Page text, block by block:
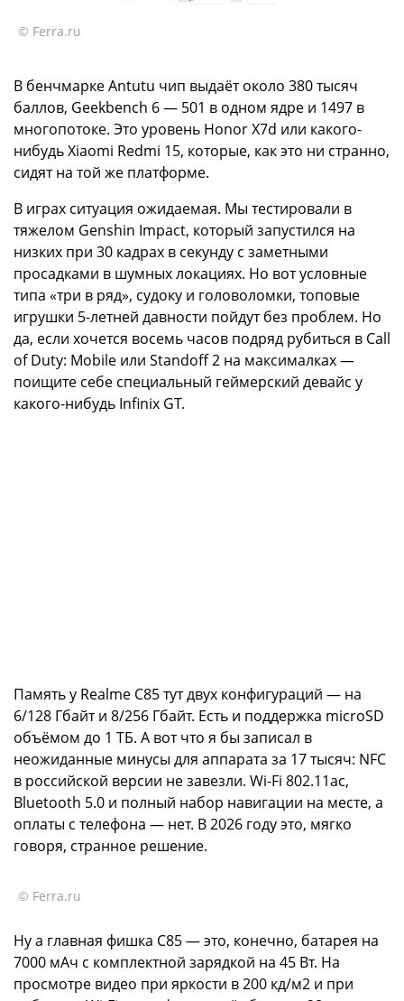
© Ferra.ru
В бенчмарке Antutu чип выдаёт около 380 тысяч
баллов, Geekbench 6 — 501 в одном ядре и 1497 в
многопотоке. Это уровень Honor X7d или какого-
нибудь Xiaomi Redmi 15, которые, как это ни странно,
сидят на той же платформе.
В играх ситуация ожидаемая. Мы тестировали в
тяжелом Genshin Impact, который запустился на
низких при 30 кадрах в секунду с заметными
просадками в шумных локациях. Но вот условные
типа «три в ряд», судоку и головоломки, топовые
игрушки 5-летней давности пойдут без проблем. Но
да, если хочется восемь часов подряд рубиться в Call
of Duty: Mobile или Standoff 2 на максималках —
поищите себе специальный геймерский девайс у
какого-нибудь Infinix GT.
Память у Realme C85 тут двух конфигураций — на
6/128 Гбайт и 8/256 Гбайт. Есть и поддержка microSD
объёмом до 1 ТБ. А вот что я бы записал в
неожиданные минусы для аппарата за 17 тысяч: NFC
в российской версии не завезли. Wi-Fi 802.11ac,
Bluetooth 5.0 и полный набор навигации на месте, а
оплаты с телефона — нет. В 2026 году это, мягко
говоря, странное решение.
© Ferra.ru
Ну а главная фишка C85 — это, конечно, батарея на
7000 мАч с комплектной зарядкой на 45 Вт. На
просмотре видео при яркости в 200 кд/м2 и при